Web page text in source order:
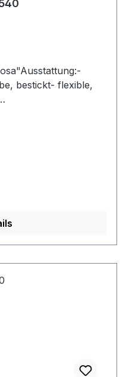
bestickt- flexible,